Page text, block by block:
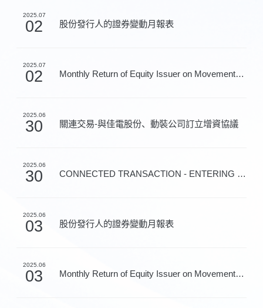
2025.07
02 股份發行人的證券變動月報表
2025.07
02 Monthly Return of Equity Issuer on Movements in Secur...
2025.06
30 關連交易-與佳電股份、動裝公司訂立增資協議
2025.06
30 CONNECTED TRANSACTION - ENTERING INTO THE CAPITAL INJ...
2025.06
03 股份發行人的證券變動月報表
2025.06
03 Monthly Return of Equity Issuer on Movements in Secur...